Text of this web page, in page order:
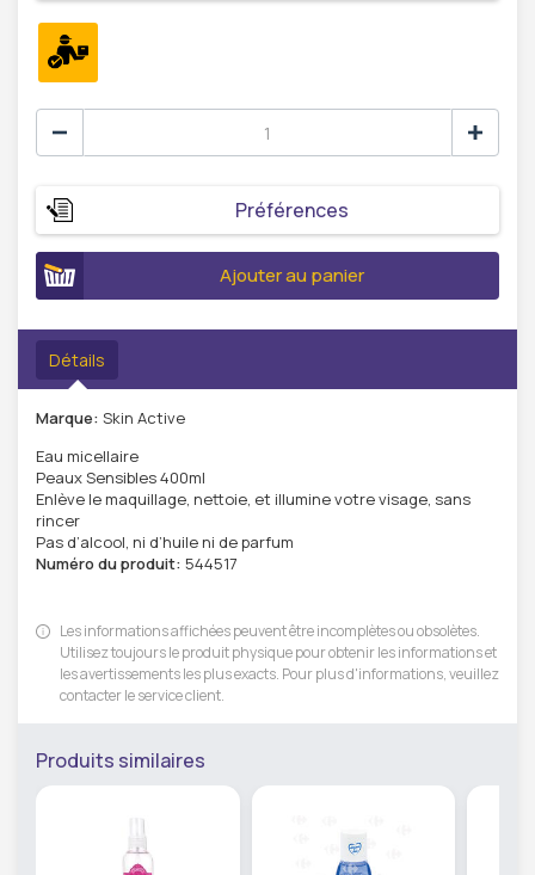
Préférences
Ajouter au panier
Détails
Marque: Skin Active
Eau micellaire
Peaux Sensibles 400ml
Enlève le maquillage, nettoie, et illumine votre visage, sans
rincer
Pas d’alcool, ni d’huile ni de parfum
Numéro du produit: 544517
Les informations affichées peuvent être incomplètes ou obsolètes.
Utilisez toujours le produit physique pour obtenir les informations et
les avertissements les plus exacts. Pour plus d'informations, veuillez
contacter le service client.
Produits similaires